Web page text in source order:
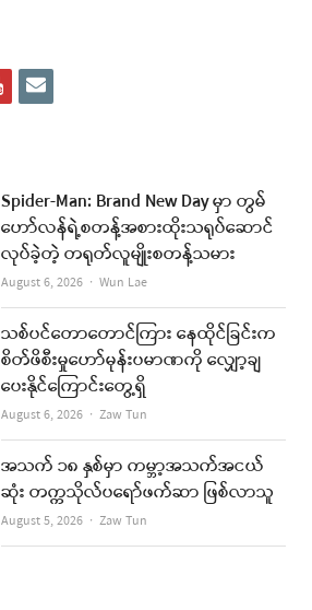
y
t
u
b
e
e
i
l
Spider-Man: Brand New Day မှာ တွမ်
ဟော်လန်ရဲ့စတန့်အစားထိုးသရုပ်ဆောင်
လုပ်ခဲ့တဲ့ တရုတ်လူမျိုးစတန့်သမား
August 6, 2026 Author
Wun Lae
သစ်ပင်တောတောင်ကြား နေထိုင်ခြင်းက
စိတ်ဖိစီးမှုဟော်မုန်းပမာဏကို လျှော့ချ
ပေးနိုင်ကြောင်းတွေ့ရှိ
August 6, 2026 Author
Zaw Tun
အသက် ၁၈ နှစ်မှာ ကမ္ဘာ့အသက်အငယ်
ဆုံး တက္ကသိုလ်ပရော်ဖက်ဆာ ဖြစ်လာသူ
August 5, 2026 Author
Zaw Tun